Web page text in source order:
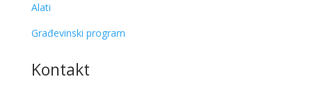
Alati
Građevinski program
Kontakt